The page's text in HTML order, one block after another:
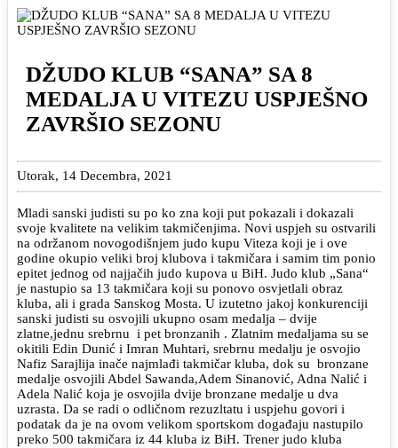
DŽUDO KLUB “SANA” SA 8
MEDALJA U VITEZU USPJEŠNO
ZAVRŠIO SEZONU
Utorak, 14 Decembra, 2021
Mladi sanski judisti su po ko zna koji put pokazali i dokazali
svoje kvalitete na velikim takmičenjima. Novi uspjeh su ostvarili
na održanom novogodišnjem judo kupu Viteza koji je i ove
godine okupio veliki broj klubova i takmičara i samim tim ponio
epitet jednog od najjačih judo kupova u BiH. Judo klub „Sana“
je nastupio sa 13 takmičara koji su ponovo osvjetlali obraz
kluba, ali i grada Sanskog Mosta. U izutetno jakoj konkurenciji
sanski judisti su osvojili ukupno osam medalja – dvije
zlatne,jednu srebrnu i pet bronzanih . Zlatnim medaljama su se
okitili Edin Dunić i Imran Muhtari, srebrnu medalju je osvojio
Nafiz Sarajlija inače najmlađi takmičar kluba, dok su bronzane
medalje osvojili Abdel Sawanda,Adem Sinanović, Adna Nalić i
Adela Nalić koja je osvojila dvije bronzane medalje u dva
uzrasta. Da se radi o odličnom rezuzltatu i uspjehu govori i
podatak da je na ovom velikom sportskom događaju nastupilo
preko 500 takmičara iz 44 kluba iz BiH. Trener judo kluba